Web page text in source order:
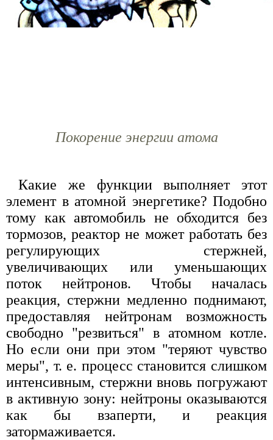
Покорение энергии атома
Какие же функции выполняет этот
элемент в атомной энергетике? Подобно
тому как автомобиль не обходится без
тормозов, реактор не может работать без
регулирующих стержней,
увеличивающих или уменьшающих
поток нейтронов. Чтобы началась
реакция, стержни медленно поднимают,
предоставляя нейтронам возможность
свободно "резвиться" в атомном котле.
Но если они при этом "теряют чувство
меры", т. е. процесс становится слишком
интенсивным, стержни вновь погружают
в активную зону: нейтроны оказываются
как бы взаперти, и реакция
затормаживается.